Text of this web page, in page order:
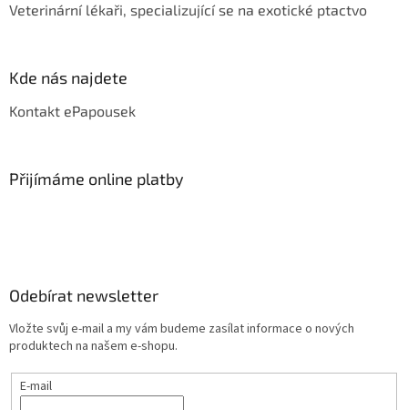
Veterinární lékaři, specializující se na exotické ptactvo
Kde nás najdete
Kontakt ePapousek
Přijímáme online platby
Odebírat newsletter
Vložte svůj e-mail a my vám budeme zasílat informace o nových
produktech na našem e-shopu.
E-mail